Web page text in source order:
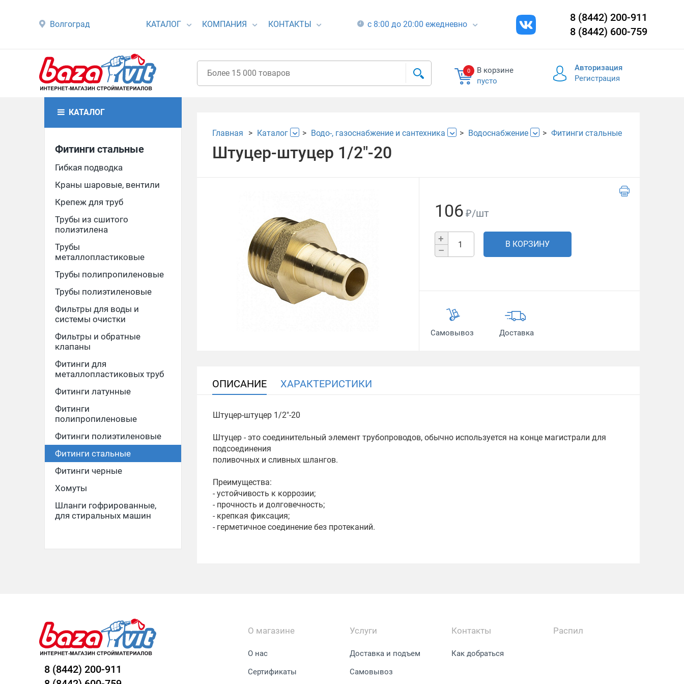
Волгоград КАТАЛОГ КОМПАНИЯ КОНТАКТЫ с 8:00 до 20:00 ежедневно
8 (8442) 200-911
8 (8442) 600-759
0
В корзине
пусто
Авторизация
Регистрация
КАТАЛОГ
Фитинги стальные
Гибкая подводка
Краны шаровые, вентили
Крепеж для труб
Трубы из сшитого
полиэтилена
Трубы
металлопластиковые
Трубы полипропиленовые
Трубы полиэтиленовые
Фильтры для воды и
системы очистки
Фильтры и обратные
клапаны
Фитинги для
металлопластиковых труб
Фитинги латунные
Фитинги
полипропиленовые
Фитинги полиэтиленовые
Фитинги стальные
Фитинги черные
Хомуты
Шланги гофрированные,
для стиральных машин
Главная Каталог Водо-, газоснабжение и сантехника Водоснабжение Фитинги стальные
Штуцер-штуцер 1/2"-20
106 ₽/шт
+
–
В КОРЗИНУ
Самовывоз Доставка
ОПИСАНИЕ ХАРАКТЕРИСТИКИ
Штуцер-штуцер 1/2"-20
Штуцер - это соединительный элемент трубопроводов, обычно используется на конце магистрали для
подсоединения
поливочных и сливных шлангов.
Преимущества:
- устойчивость к коррозии;
- прочность и долговечность;
- крепкая фиксация;
- герметичное соединение без протеканий.
8 (8442) 200-911
О магазине
О нас
Сертификаты
Услуги
Доставка и подъем
Самовывоз
Контакты
Как добраться
Распил